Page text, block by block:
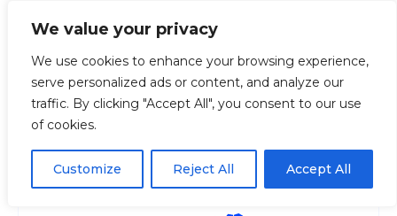
We value your privacy
We use cookies to enhance your browsing experience,
serve personalized ads or content, and analyze our
traffic. By clicking "Accept All", you consent to our use
of cookies.
Customize Reject All Accept All
Головна Регіони Чернігівська
Чернігівська обласна
державна адміністрація